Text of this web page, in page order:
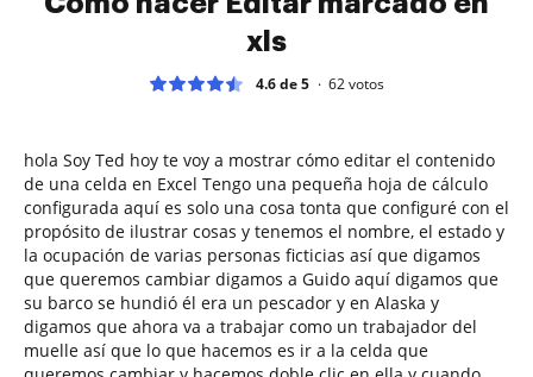
xls
4.6 de 5 62votos
hola Soy Ted hoy te voy a mostrar cómo editar el contenido
de una celda en Excel Tengo una pequeña hoja de cálculo
configurada aquí es solo una cosa tonta que configuré con el
propósito de ilustrar cosas y tenemos el nombre, el estado y
la ocupación de varias personas ficticias así que digamos
que queremos cambiar digamos a Guido aquí digamos que
su barco se hundió él era un pescador y en Alaska y
digamos que ahora va a trabajar como un trabajador del
muelle así que lo que hacemos es ir a la celda que